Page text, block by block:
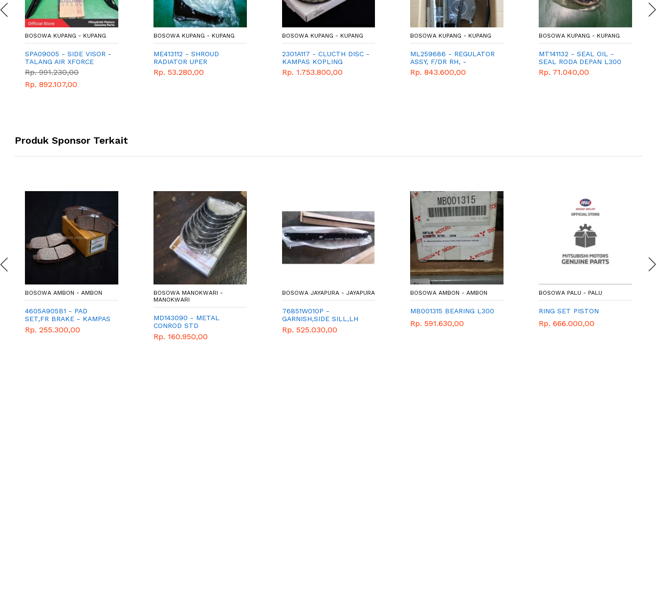
BOSOWA KUPANG - KUPANG
SPA09005 - SIDE VISOR -
TALANG AIR XFORCE
Rp. 991.230,00
Rp. 892.107,00
BOSOWA KUPANG - KUPANG
ME413112 - SHROUD
RADIATOR UPER
Rp. 53.280,00
BOSOWA KUPANG - KUPANG
2301A117 - CLUCTH DISC -
KAMPAS KOPLING
TRITON - KL3T - KB7T
Rp. 1.753.800,00
BOSOWA KUPANG - KUPANG
ML259686 - REGULATOR
ASSY, F/DR RH, -
REGULATOR PINTU
CANTER - MITSUBISHI
Rp. 843.600,00
BOSOWA KUPANG - KUPANG
MT141132 - SEAL OIL -
SEAL RODA DEPAN L300
Rp. 71.040,00
Produk Sponsor Terkait
BOSOWA AMBON - AMBON
4605A905B1 - PAD
SET,FR BRAKE - KAMPAS
REM DEPAN - GENUINE
SPAREPART MITSUBISHI
Rp. 255.300,00
BOSOWA MANOKWARI -
MANOKWARI
MD143090 - METAL
CONROD STD
Rp. 160.950,00
BOSOWA JAYAPURA - JAYAPURA
76851W010P -
GARNISH,SIDE SILL,LH
Rp. 525.030,00
BOSOWA AMBON - AMBON
MB001315 BEARING L300
Rp. 591.630,00
BOSOWA PALU - PALU
RING SET PISTON
Rp. 666.000,00